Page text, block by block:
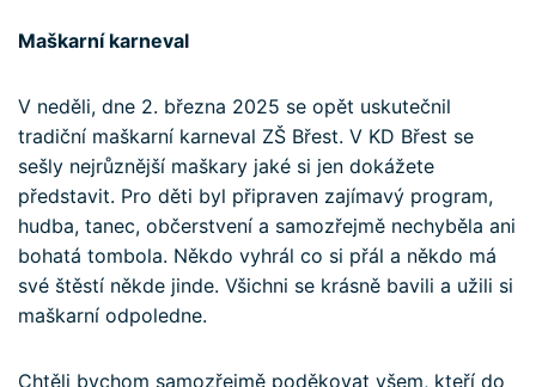
Maškarní karneval
V neděli, dne 2. března 2025 se opět uskutečnil
tradiční maškarní karneval ZŠ Břest. V KD Břest se
sešly nejrůznější maškary jaké si jen dokážete
představit. Pro děti byl připraven zajímavý program,
hudba, tanec, občerstvení a samozřejmě nechyběla ani
bohatá tombola. Někdo vyhrál co si přál a někdo má
své štěstí někde jinde. Všichni se krásně bavili a užili si
maškarní odpoledne.
Chtěli bychom samozřejmě poděkovat všem, kteří do